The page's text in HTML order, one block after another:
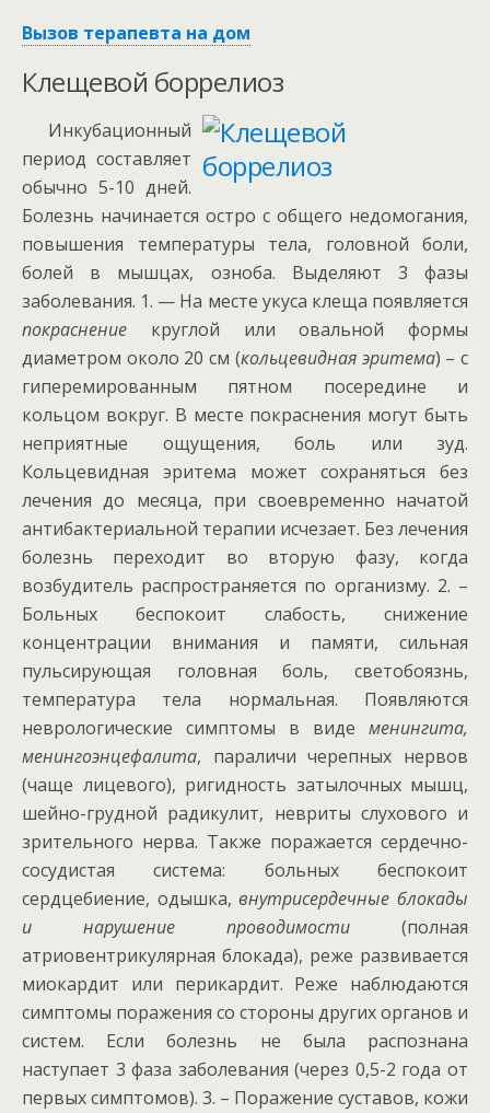
Вызов терапевта на дом
Клещевой боррелиоз
Инкубационный
период составляет
обычно 5-10 дней.
Болезнь начинается остро с общего недомогания,
повышения температуры тела, головной боли,
болей в мышцах, озноба. Выделяют 3 фазы
заболевания. 1. — На месте укуса клеща появляется
покраснение круглой или овальной формы
диаметром около 20 см (кольцевидная эритема) – с
гиперемированным пятном посередине и
кольцом вокруг. В месте покраснения могут быть
неприятные ощущения, боль или зуд.
Кольцевидная эритема может сохраняться без
лечения до месяца, при своевременно начатой
антибактериальной терапии исчезает. Без лечения
болезнь переходит во вторую фазу, когда
возбудитель распространяется по организму. 2. –
Больных беспокоит слабость, снижение
концентрации внимания и памяти, сильная
пульсирующая головная боль, светобоязнь,
температура тела нормальная. Появляются
неврологические симптомы в виде менингита,
менингоэнцефалита, параличи черепных нервов
(чаще лицевого), ригидность затылочных мышц,
шейно-грудной радикулит, невриты слухового и
зрительного нерва. Также поражается сердечно-
сосудистая система: больных беспокоит
сердцебиение, одышка,внутрисердечные блокады
и нарушение проводимости (полная
атриовентрикулярная блокада), реже развивается
миокардит или перикардит. Реже наблюдаются
симптомы поражения со стороны других органов и
систем. Если болезнь не была распознана
наступает 3 фаза заболевания (через 0,5-2 года от
первых симптомов). 3. – Поражение суставов, кожи